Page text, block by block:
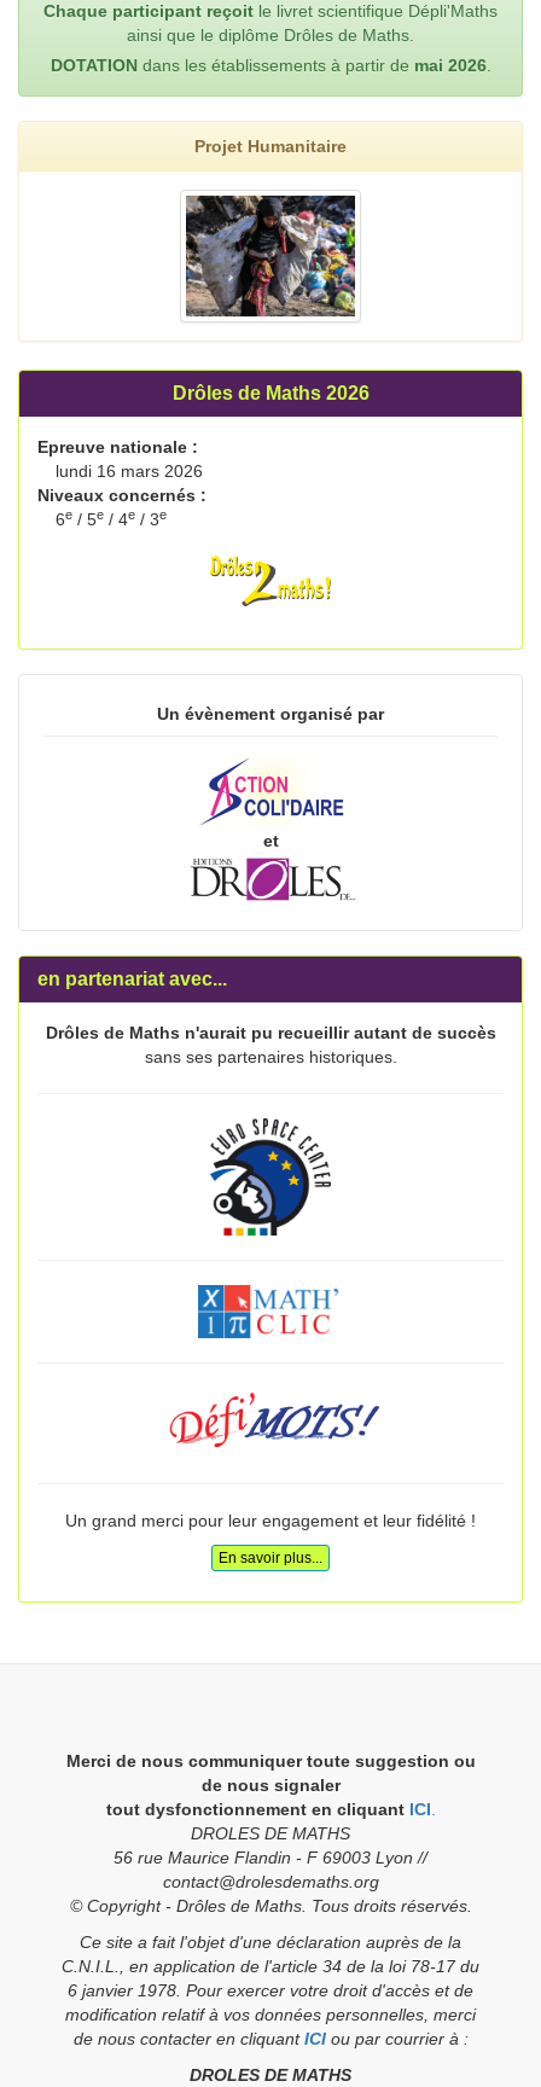
Chaque participant reçoit le livret scientifique Dépli'Maths
ainsi que le diplôme Drôles de Maths.
DOTATIONdans les établissements à partir de mai 2026.
Projet Humanitaire
Drôles de Maths 2026
Epreuve nationale :
lundi 16 mars 2026
Niveaux concernés :
6e / 5e / 4e / 3e
Un évènement organisé par
et
en partenariat avec...
Drôles de Maths n'aurait pu recueillir autant de succès
sans ses partenaires historiques.
Un grand merci pour leur engagement et leur fidélité !
En savoir plus...
Merci de nous communiquer toute suggestion ou
de nous signaler
tout dysfonctionnement en cliquant ICI
DROLES DE MATHS
56 rue Maurice Flandin - F 69003 Lyon //
contact@drolesdemaths.org
© Copyright - Drôles de Maths. Tous droits réservés.
Ce site a fait l'objet d'une déclaration auprès de la
C.N.I.L., en application de l'article 34 de la loi 78-17 du
6 janvier 1978. Pour exercer votre droit d'accès et de
modification relatif à vos données personnelles, merci
de nous contacter en cliquantICI ou par courrier à :
DROLES DE MATHS